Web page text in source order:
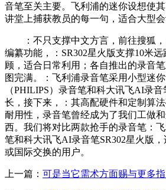
音笔至关主要。飞利浦的迷你设想使
讲堂上捕获教员的每一句，适合大型会
：不只支撑中文方言，前往搜狐，
编纂功能，：SR302星火版支撑10米
顾，适合日常利用；各自推出的录音
图完满。：飞利浦录音笔采用小型迷
（PHILIPS）录音笔和科大讯飞AI录
长，接下来，：其高配硬件和定制算
耐用性，录音笔曾经成为了我们工做
西。我们将对比两款抢手的录音笔：
笔和科大讯飞AI录音笔SR302星火版
或国际交换的用户。
上一篇： 可是当它需术方面赐与更多